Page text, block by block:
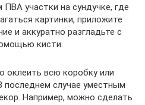
участки на сундучке, где
картинки, приложите
и аккуратно разгладьте с
кисти.
оклеить всю коробку или
последнем случае уместным
Например, можно сделать